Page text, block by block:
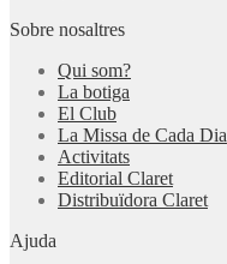
Sobre nosaltres
Qui som?
La botiga
El Club
La Missa de Cada Dia
Activitats
Editorial Claret
Distribuïdora Claret
Ajuda